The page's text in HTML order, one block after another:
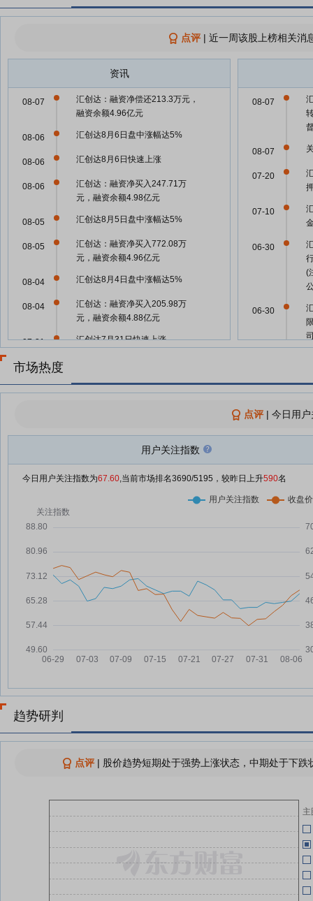
点评| 近一周该股上榜相关消
资讯
汇创达：融资净偿还213.3万元，
融资余额4.96亿元
08-07
汇创达8月6日盘中涨幅达5%
08-06
汇创达8月6日快速上涨
08-06
汇创达：融资净买入247.71万
元，融资余额4.98亿元
08-06
汇创达8月5日盘中涨幅达5%
08-05
汇创达：融资净买入772.08万
元，融资余额4.96亿元
08-05
汇创达8月4日盘中涨幅达5%
08-04
汇创达：融资净买入205.98万
元，融资余额4.88亿元
08-04
汇创达7月31日快速上涨
07-31
07-31
汇创达：融资净买入275.82万
元，融资余额4.82亿元
汇创达7月29日快速反弹
07-29
汇创达：融资净买入334.66万
元，融资余额4.79亿元
汇创达7月28日盘中跌幅达5%
07-28
融资余额4.76亿元
07-28
查看更多
08-07
08-07
07-20
07-10
(
06-30
06-30
06-24
06-22
06-18
06-18
06-18
06-15
06-15
市场热度
点评| 今日用
用户关注指数
今日用户关注指数为67.60,当前市场排名3690/5195，较昨日上升590名
趋势研判
点评| 股价趋势短期处于强势上涨状态，中期处于下
主